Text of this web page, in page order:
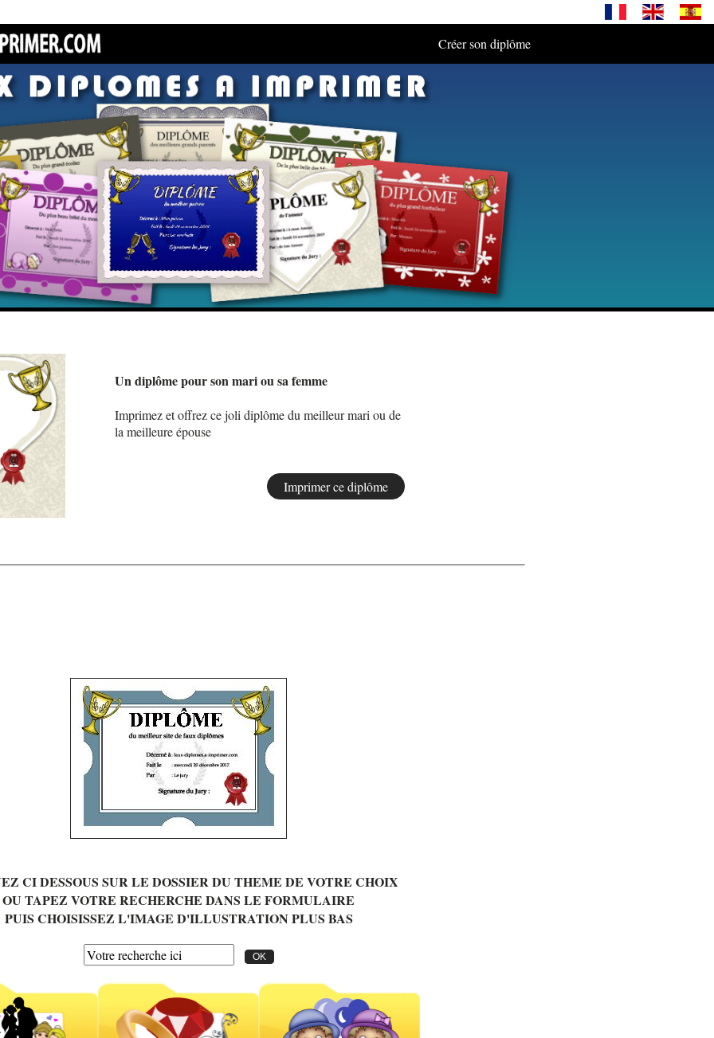
Créer son diplôme
Un diplôme pour son mari ou sa femme
Imprimez et offrez ce joli diplôme du meilleur mari ou de
la meilleure épouse
CI DESSOUS SUR LE DOSSIER DU THEME DE VOTRE CHOIX
OU TAPEZ VOTRE RECHERCHE DANS LE FORMULAIRE
PUIS CHOISISSEZ L'IMAGE D'ILLUSTRATION PLUS BAS